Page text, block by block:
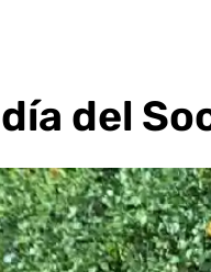
del